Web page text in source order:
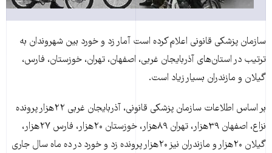
سازمان پزشکی قانونی اعلام کرده است آمار زد و خورد بین شهروندان به
ترتیب در استان‌های آذربایجان غربی، اصفهان، تهران، خوزستان، فارس،
گیلان و مازندران بسیار زیاد است.
بر اساس اطلاعات سازمان پزشکی قانونی، آذربایجان‌ غربی ۲۲هزار پرونده
نزاع، اصفهان ۳۹هزار، تهران ۸۹هزار، خوزستان ۲۰هزار، فارس ۲۷هزار،
گیلان ۲۰هزار و مازندران نیز ۲۰هزار پرونده زد و خورد در ده ماه سال جاری